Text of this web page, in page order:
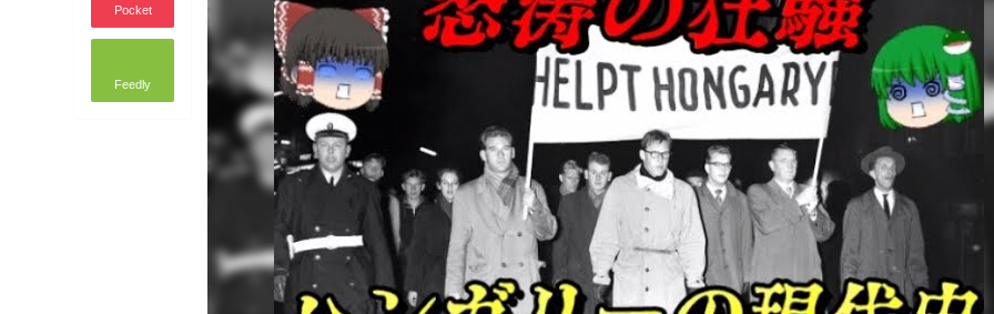
Pocket
Feedly